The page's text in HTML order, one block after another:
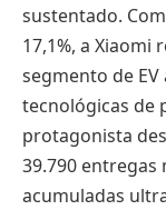
sustentado.
17,1%, a Xiaomi
segmento de
tecnológicas de
protagonista
39.790
acumuladas